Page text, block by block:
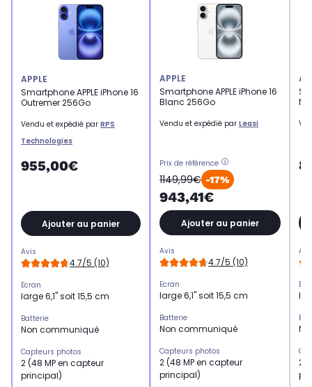
APPLE
Smartphone APPLE iPhone 16
Outremer 256Go
Vendu et expédié par RPS
Technologies
955,00€
Ajouter au panier
Avis
4.7/5 (10)
Ecran
large 6,1" soit 15,5 cm
Batterie
Non communiqué
Capteurs photos
2 (48 MP en capteur
principal)
APPLE
Smartphone APPLE iPhone 16
Blanc 256Go
Vendu et expédié par Leasi
Prix de référence
1149,99€ -17%
943,41€
Ajouter au panier
Avis
4.7/5 (10)
Ecran
large 6,1" soit 15,5 cm
Batterie
Non communiqué
Capteurs photos
2 (48 MP en capteur
principal)
2